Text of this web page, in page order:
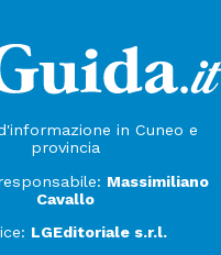
in Cuneo e
provincia
Massimiliano
Cavallo
LGEditoriale s.r.l.